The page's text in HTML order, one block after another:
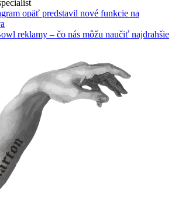
opäť predstavil nové funkcie na
reklamy – čo nás môžu naučiť najdrahšie